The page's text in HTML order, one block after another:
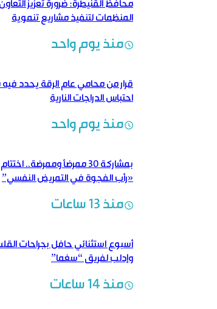
محافظ القنيطرة: ضرورة تعزيز
المنظمات لتنفيذ مشاريع تنموية
منذ يوم واحد
قرار من محامي عام الرقة يحدد
احتباس الدراجات النارية
منذ يوم واحد
بمشاركة 30 ممرضاً وممرضة..
«رأب الفجوة في التمريض النفسي”
منذ 13 ساعات
أسبوع استثنائي حافل بجراحات
وإدلب لفريق “سغما”
منذ 14 ساعات